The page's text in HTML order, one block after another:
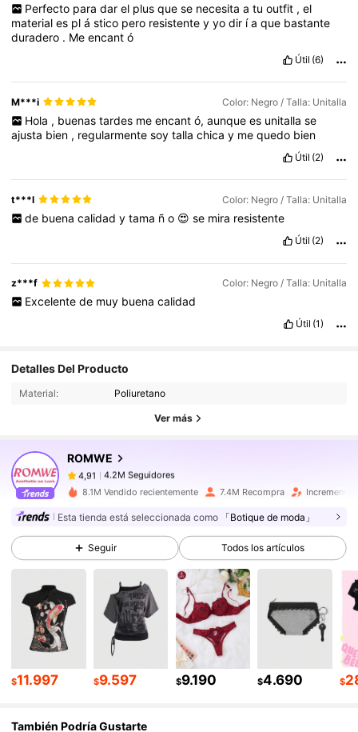
Perfecto para dar el plus que se necesita a tu outfit , el
materiales plástico pero resistenteyyodir íaque bastante
duradero . Meencantó
Útil (6)
M***i Color: Negro / Talla: Unitalla
Hola , buenas tardes me encant ó, aunque es unitalla se
ajusta bien , regularmentesoytallachicay mequedo bien
Útil (2)
t***l Color: Negro / Talla: Unitalla
de buena calidad y tama ñ o 😍 se mira resistente
Útil (2)
z***f Color: Negro / Talla: Unitalla
Excelente de muy buena calidad
Útil (1)
Detalles Del Producto
Material: Poliuretano
Ver más
ROMWE
4,91
4.2M Seguidores
s***n pagóHace 1 día
4,91 4.2M Seguidores
4.2M Seguidores
4,91 4.2M Seguidores
8.1M Vendido recientemente 7.4M Recompra Incremento
Esta tienda está seleccionada como 「Botique de moda」
Seguir Todos los artículos
$11.997 $9.597 $9.190 $4.690 $
También Podría Gustarte